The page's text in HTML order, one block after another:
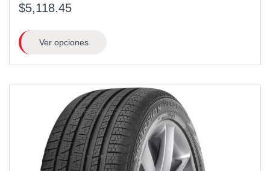
$5,118.45
Ver opciones